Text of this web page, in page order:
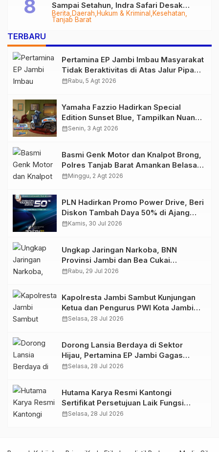
Berita Daerah Hukum & Kriminal
Kesehatan
Tanjab Barat
Sampai Setahun, Indra Safari Desak
Audit Menyeluruh
TERBARU
Pertamina EP Jambi Imbau Masyarakat
Tidak Beraktivitas di Atas Jalur Pipa
Migas Demi Keselamatan Bersama
calendar_monthRabu, 5 Agt 2026
Yamaha Fazzio Hadirkan Special
Edition Sunset Blue, Tampilkan Nuansa
Retro Summer yang Semakin Skena
calendar_monthSenin, 3 Agt 2026
Basmi Genk Motor dan Knalpot Brong,
Polres Tanjab Barat Amankan Belasan
Kendaraan
calendar_monthMinggu, 2 Agt 2026
PLN Hadirkan Promo Power Drive, Beri
Diskon Tambah Daya 50% di Ajang
GIIAS 2026
calendar_monthKamis, 30 Jul 2026
Ungkap Jaringan Narkoba, BNN
Provinsi Jambi dan Bea Cukai
Amankan Sembilan Pelaku beserta
calendar_monthRabu, 29 Jul 2026
Kapolresta Jambi Sambut Kunjungan
Ketua dan Pengurus PWI Kota Jambi
Perkuat Sinergi dan Kolaborasi
calendar_monthSelasa, 28 Jul 2026
Dorong Lansia Berdaya di Sektor
Hijau, Pertamina EP Jambi Gagas
Lansiapreneur Batik Eco-Print
calendar_monthSelasa, 28 Jul 2026
Hutama Karya Resmi Kantongi
Sertifikat Persetujuan Laik Fungsi
Struktur Jembatan Musi V Tol
calendar_monthSelasa, 28 Jul 2026